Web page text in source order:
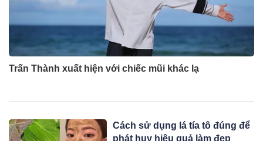
Trấn Thành xuất hiện với chiếc mũi khác lạ
Cách sử dụng lá tía tô đúng để
phát huy hiệu quả làm đẹp